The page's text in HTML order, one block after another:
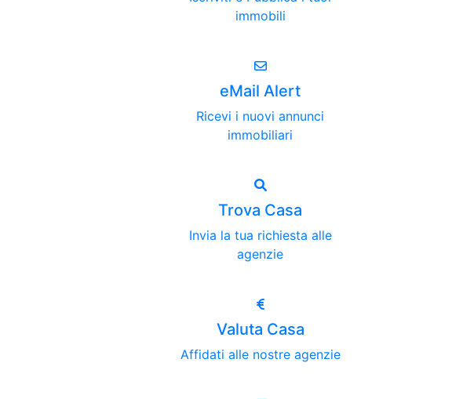
immobili
eMail Alert
Ricevi i nuovi annunci
immobiliari
Trova Casa
Invia la tua richiesta alle
agenzie
Valuta Casa
Affidati alle nostre agenzie